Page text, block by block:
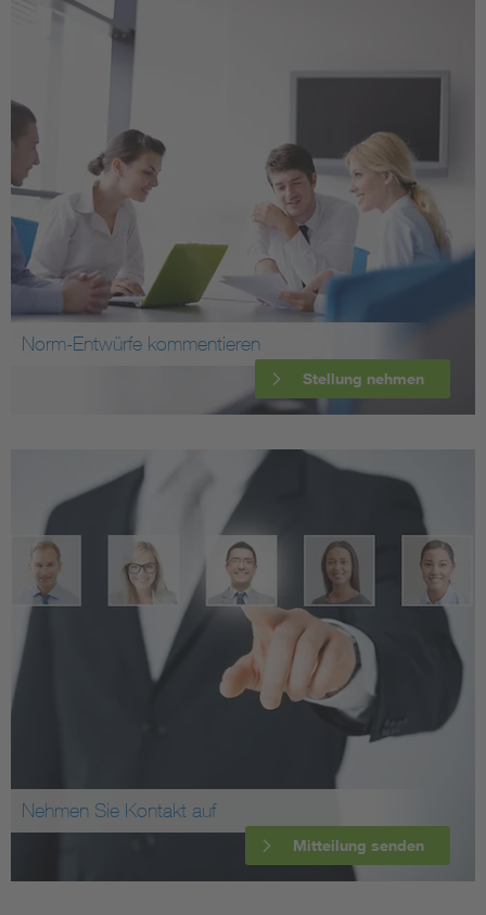
Norm-Entwürfe kommentieren
Stellung nehmen
Nehmen Sie Kontakt auf
Mitteilung senden